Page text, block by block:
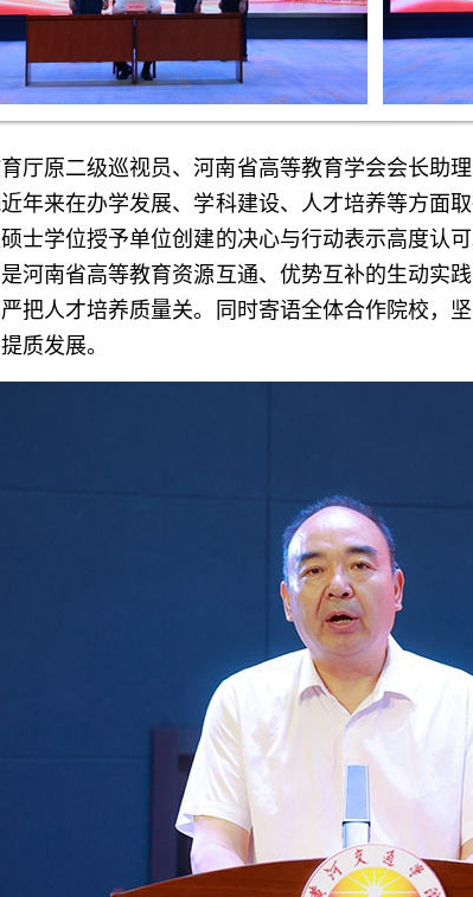
厅原二级巡视员、河南省高等教育学会会长助
年来在办学发展、学科建设、人才培养等方面
士学位授予单位创建的决心与行动表示高度认
河南省高等教育资源互通、优势互补的生动实
把人才培养质量关。同时寄语全体合作院校，
质发展。